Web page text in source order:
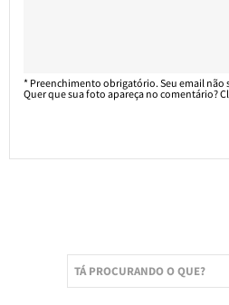
* Preenchimento obrigatório. Seu email
Quer que sua foto apareça no comentário?